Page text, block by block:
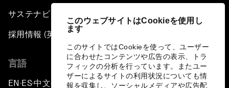
このウェブサイトはCookieを使用し
ます
このサイトではCookieを使って、ユーザー
に合わせたコンテンツや広告の表示、トラ
フィックの分析を行っています。またユー
ザーによるサイトの利用状況についても情
報を収集し、ソーシャルメディアや広告配
サステナビリティへの取り組み
採用情報 (英語のみ)
言語
EN ▪ES▪中文▪ 日本語